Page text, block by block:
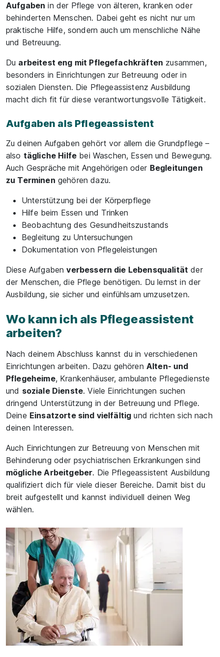
Aufgaben in der Pflege von älteren, kranken oder
behinderten Menschen. Dabei geht es nicht nur um
praktische Hilfe, sondern auch um menschliche Nähe
und Betreuung.
Du arbeitest eng mit Pflegefachkräften zusammen,
besonders in Einrichtungen zur Betreuung oder in
sozialen Diensten. Die Pflegeassistenz Ausbildung
macht dich fit für diese verantwortungsvolle Tätigkeit.
Aufgaben als Pflegeassistent
Zu deinen Aufgaben gehört vor allem die Grundpflege –
also tägliche Hilfe bei Waschen, Essen und Bewegung.
Auch Gespräche mit Angehörigen oder Begleitungen
zu Terminen gehören dazu.
Unterstützung bei der Körperpflege
Hilfe beim Essen und Trinken
Beobachtung des Gesundheitszustands
Begleitung zu Untersuchungen
Dokumentation von Pflegeleistungen
Diese Aufgabenverbessern die Lebensqualität der
der Menschen, die Pflege benötigen. Du lernst in der
Ausbildung, sie sicher und einfühlsam umzusetzen.
Wo kann ich als Pflegeassistent
arbeiten?
Nach deinem Abschluss kannst du in verschiedenen
Einrichtungen arbeiten. Dazu gehören Alten- und
Pflegeheime, Krankenhäuser, ambulante Pflegedienste
und soziale Dienste. Viele Einrichtungen suchen
dringend Unterstützung in der Betreuung und Pflege.
Deine Einsatzorte sind vielfältig und richten sich nach
deinen Interessen.
Auch Einrichtungen zur Betreuung von Menschen mit
Behinderung oder psychiatrischen Erkrankungen sind
mögliche Arbeitgeber. Die Pflegeassistent Ausbildung
qualifiziert dich für viele dieser Bereiche. Damit bist du
breit aufgestellt und kannst individuell deinen Weg
wählen.